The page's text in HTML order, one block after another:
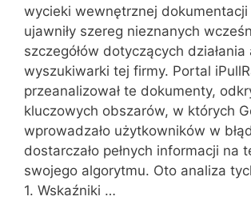
wycieki wewnętrznej dokumentacji
ujawniły szereg nieznanych
szczegółów dotyczących
wyszukiwarki tej firmy. Portal
przeanalizował te dokumenty,
kluczowych obszarów, w których
wprowadzało użytkowników w
dostarczało pełnych informacji na
swojego algorytmu. Oto analiza
1. Wskaźniki …